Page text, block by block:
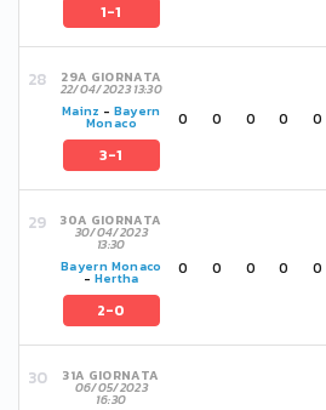
1-1
29A GIORNATA
22/04/2023 13:30
Mainz - Bayern
Monaco
3-1
0 0 0 0 0
30A GIORNATA
30/04/2023
13:30
Bayern Monaco
- Hertha
2-0
0 0 0 0 0
31A GIORNATA
06/05/2023
16:30